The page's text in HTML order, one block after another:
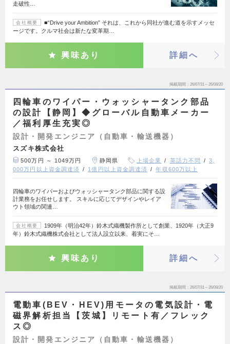
走破性…
会社概要
■“Drive your Ambition” それは、これから同社が進む道を示すメッセ
ージです。クルマ社会は新たな変革期…
興味あり 詳細へ
掲載期間 26/07/31～26/08/20
四輪車のワイパー・ウォッシャータンク部品
の設計【静岡】◆グローバル自動車メーカー
／福利厚生充実◎
設計・開発エンジニア（自動車・輸送機器）
スズキ株式会社
500万円 ～ 1049万円 静岡県 上場企業 英語力不問
3,
000万円以上資金調達済
1億円以上資金調達済 年収600万以上
四輪車のワイパーおよびウォッシャータンク部品に関する設
計業務をお任せします。 スキルに応じてデザインやレイア
ウト領域の関連…
会社概要
1909年（明治42年）鈴木式織機製作所として創業、1920年（大正9
年）鈴木式織機株式会社として法人設立以来、着実にそ…
興味あり 詳細へ
掲載期間 26/07/31～26/08/20
電動車(BEV・HEV)用モータの電気設計・電
磁界解析担当【茨城】リモート有／フレック
ス◎
設計・開発エンジニア（自動車・輸送機器）